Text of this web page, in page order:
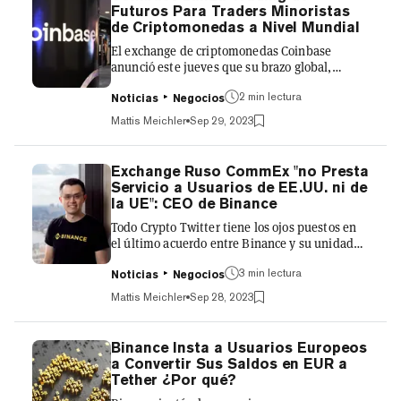
'Ta-da', visualizamos una plataforma donde
diversas em...
Futuros Para Traders Minoristas
de Criptomonedas a Nivel Mundial
El exchange de criptomonedas Coinbase
anunció este jueves que su brazo global,
aprobación de la Autoridad Monetaria de
Bermudas (BMA) para ofrecer futuros
perpetuos a clientes minoristas no
estadounidenses calificados. Según la
publicación del blog, Coinbase planea lanzar
sus contratos de futuros perpetuos regulados
en su plataforma Coinbase Advanced "en las
próximas semanas". Este anuncio se alinea
con la estrategia "Go Broad, Go Deep" de la
empresa, q...
Noticias Negocios
2 min lectura
Mattis Meichler Sep 29, 2023
Exchange Ruso CommEx "no Presta
Servicio a Usuarios de EE.UU. ni de
la UE": CEO de Binance
Todo Crypto Twitter tiene los ojos puestos en
el último acuerdo entre Binance y su unidad
Binance, Changpeng "CZ" Zhao, recurrió a
Twitter esta mañana para brindar aclaraciones
adicionales sobre la venta de la unidad rusa
del exchange, CommEx. Some answers about
Binance/CommEx. There will be crypto
transfers between Binance & CommEx as users
migrate with their funds. There are also older
transactions during the testing phase of the
Noticias Negocios
3 min lectura
Mattis Meichler Sep 28, 2023
Binance Insta a Usuarios Europeos
a Convertir Sus Saldos en EUR a
Tether ¿Por qué?